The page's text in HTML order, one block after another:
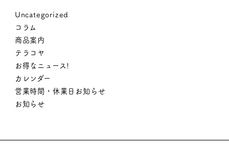
Uncategorized
コラム
商品案内
テラコヤ
お得なニュース!
カレンダー
営業時間・休業日お知らせ
お知らせ